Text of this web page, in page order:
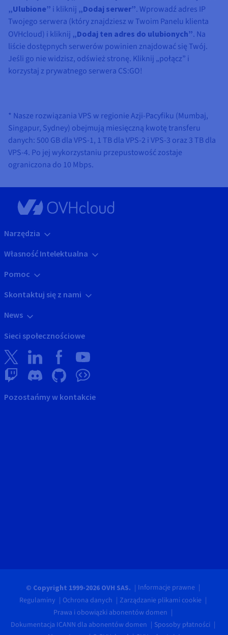
„Ulubione” i kliknij „Dodaj serwer”. Wprowadź adres IP
Twojego serwera (który znajdziesz w Twoim Panelu klienta
OVHcloud) i kliknij „Dodaj ten adres do ulubionych”. Na
liście dostępnych serwerów powinien znajdować się Twój.
Jeśli go nie widzisz, odśwież stronę. Kliknij „połącz” i
korzystaj z prywatnego serwera CS:GO!
* Nasze rozwiązania VPS w regionie Azji-Pacyfiku (Mumbaj,
Singapur, Sydney) obejmują miesięczną kwotę transferu
danych: 500 GB dla VPS-1, 1 TB dla VPS-2 i VPS-3 oraz 3 TB dla
VPS-4. Po jej wykorzystaniu przepustowość zostaje
ograniczona do 10 Mbps.
Narzędzia
Własność Intelektualna
Pomoc
Skontaktuj się z nami
News
Sieci społecznościowe
Pozostańmy w kontakcie
© Copyright 1999-2026 OVH SAS.
Informacje prawne
Regulaminy
Ochrona danych
Zarządzanie plikami cookie
Prawa i obowiązki abonentów domen
Dokumentacja ICANN dla abonentów domen
Sposoby płatności